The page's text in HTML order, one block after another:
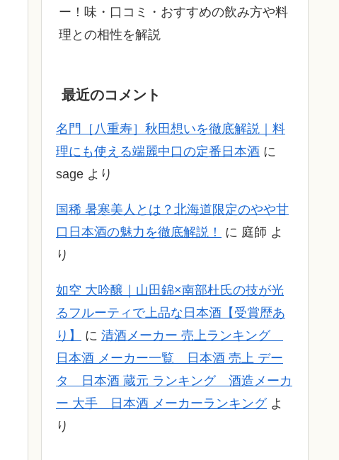
ー！味・口コミ・おすすめの飲み方や料
理との相性を解説
最近のコメント
名門［八重寿］秋田想いを徹底解説｜料
理にも使える端麗中口の定番日本酒 に
sage より
国稀 暑寒美人とは？北海道限定のやや甘
口日本酒の魅力を徹底解説！
に 庭師 よ
り
如空 大吟醸｜山田錦×南部杜氏の技が光
るフルーティで上品な日本酒【受賞歴あ
り】
に 清酒メーカー 売上ランキング
日本酒 メーカー一覧 日本酒 売上 デー
タ 日本酒 蔵元 ランキング 酒造メーカ
ー 大手 日本酒 メーカーランキングよ
り